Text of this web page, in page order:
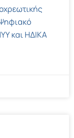
και ΗΔΙΚΑ